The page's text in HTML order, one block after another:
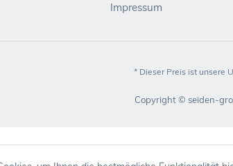
Impressum
* Dieser Preis ist unsere
Copyright © seiden-